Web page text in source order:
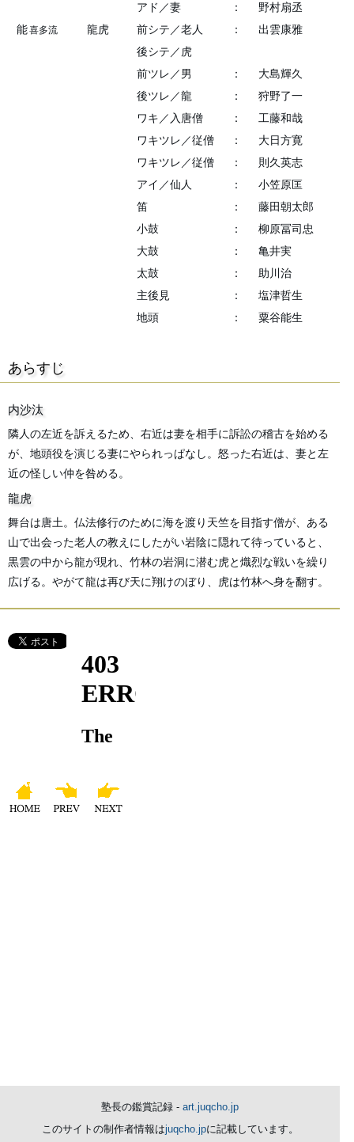
アド／妻
：
野村扇丞
能喜多流 龍虎 前シテ／老人 ：
出雲康雅
後シテ／虎
前ツレ／男
：
大島輝久
後ツレ／龍
：
狩野了一
ワキ／入唐僧
：
工藤和哉
ワキツレ／従僧
：
大日方寛
ワキツレ／従僧
：
則久英志
アイ／仙人
：
小笠原匡
笛
：
藤田朝太郎
小鼓
：
柳原冨司忠
大鼓
：
亀井実
太鼓
：
助川治
主後見
：
塩津哲生
地頭
： 粟谷能生
あらすじ
内沙汰
隣人の左近を訴えるため、右近は妻を相手に訴訟の稽古を始める
が、地頭役を演じる妻にやられっぱなし。怒った右近は、妻と左
近の怪しい仲を咎める。
龍虎
舞台は唐土。仏法修行のために海を渡り天竺を目指す僧が、ある
山で出会った老人の教えにしたがい岩陰に隠れて待っていると、
黒雲の中から龍が現れ、竹林の岩洞に潜む虎と熾烈な戦いを繰り
広げる。やがて龍は再び天に翔けのぼり、虎は竹林へ身を翻す。
塾長の鑑賞記録 -art.juqcho.jp
このサイトの制作者情報はjuqcho.jpに記載しています。